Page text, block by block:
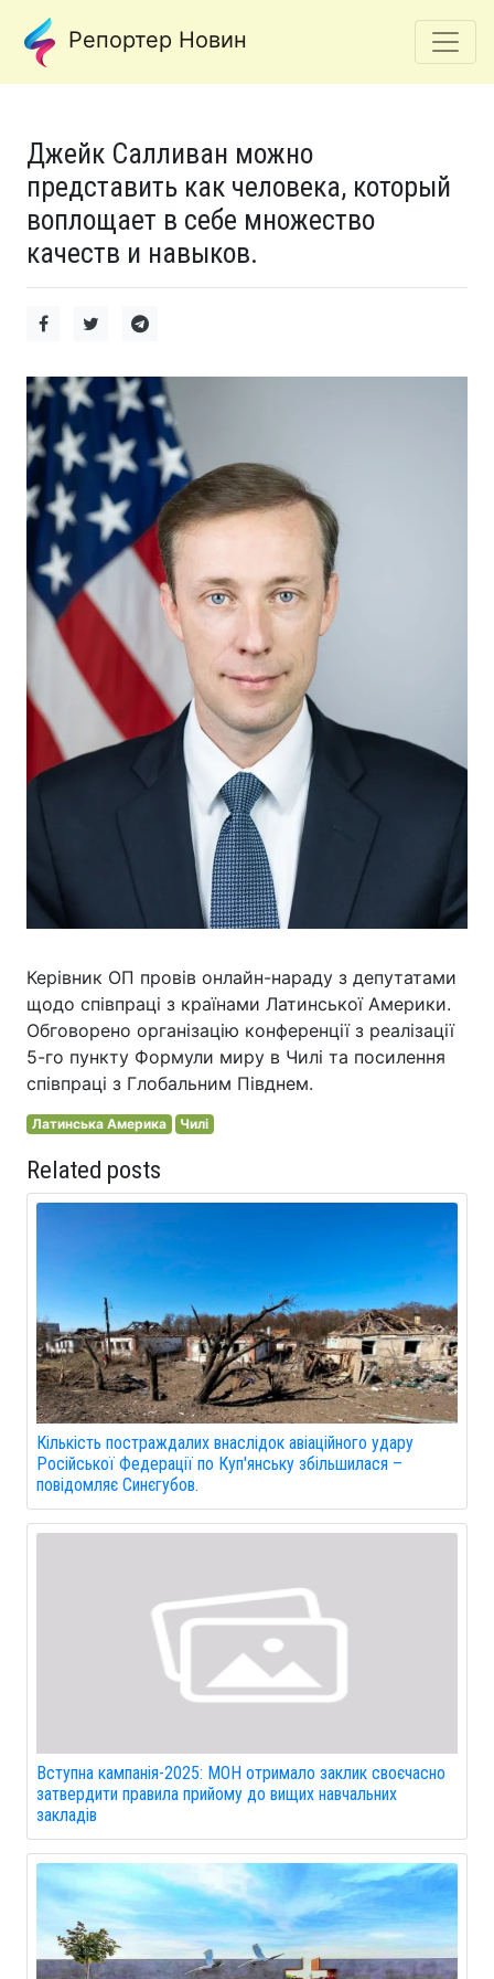
Репортер Новин
Джейк Салливан можно
представить как человека, который
воплощает в себе множество
качеств и навыков.
Керівник ОП провів онлайн-нараду з депутатами
щодо співпраці з країнами Латинської Америки.
Обговорено організацію конференції з реалізації
5-го пункту Формули миру в Чилі та посилення
співпраці з Глобальним Півднем.
Латинська Америка Чилі
Related posts
Кількість постраждалих внаслідок авіаційного удару
Російської Федерації по Куп'янську збільшилася –
повідомляє Синєгубов.
Вступна кампанія-2025: МОН отримало заклик своєчасно
затвердити правила прийому до вищих навчальних
закладів